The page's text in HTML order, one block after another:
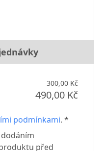
300,00 Kč
490,00 Kč
podmínkami. *
před